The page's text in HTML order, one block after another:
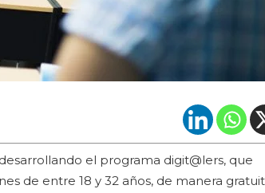
el programa digit@lers, que
de entre 18 y 32 años, de manera